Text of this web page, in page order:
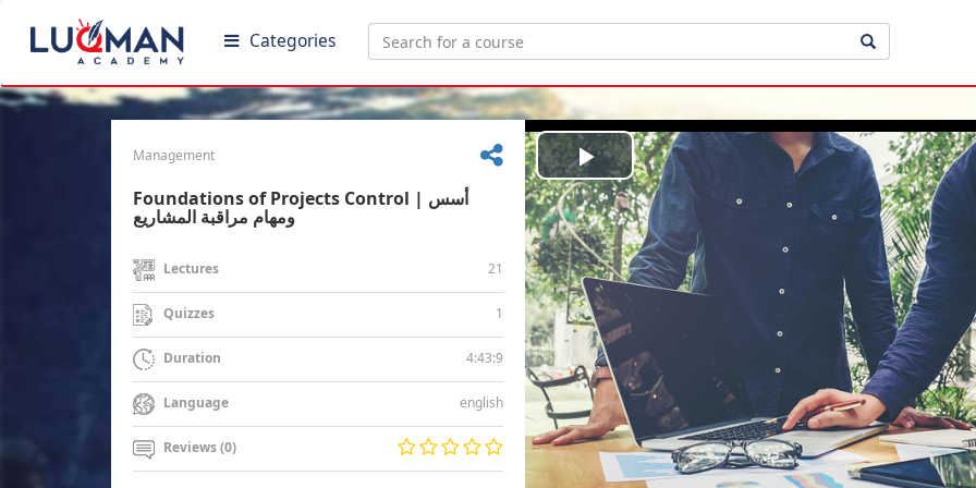
Categories
Management
Foundations of Projects Control | أسس
ومهام مراقبة المشاريع
Lectures 21
Quizzes 1
Duration 4:43:9
Language english
Reviews (0)
Play
Video